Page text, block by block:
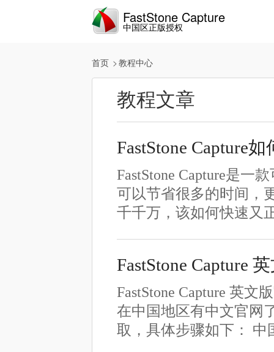
FastStone Capture
中国区正版授权
首页 教程中心
教程文章
FastStone Capture
FastStone Capture是一
可以节省很多的时间，
千千万，该如何快速又
FastStone Capture
FastStone Capture 英文
在中国地区有中文官网
取，具体步骤如下：